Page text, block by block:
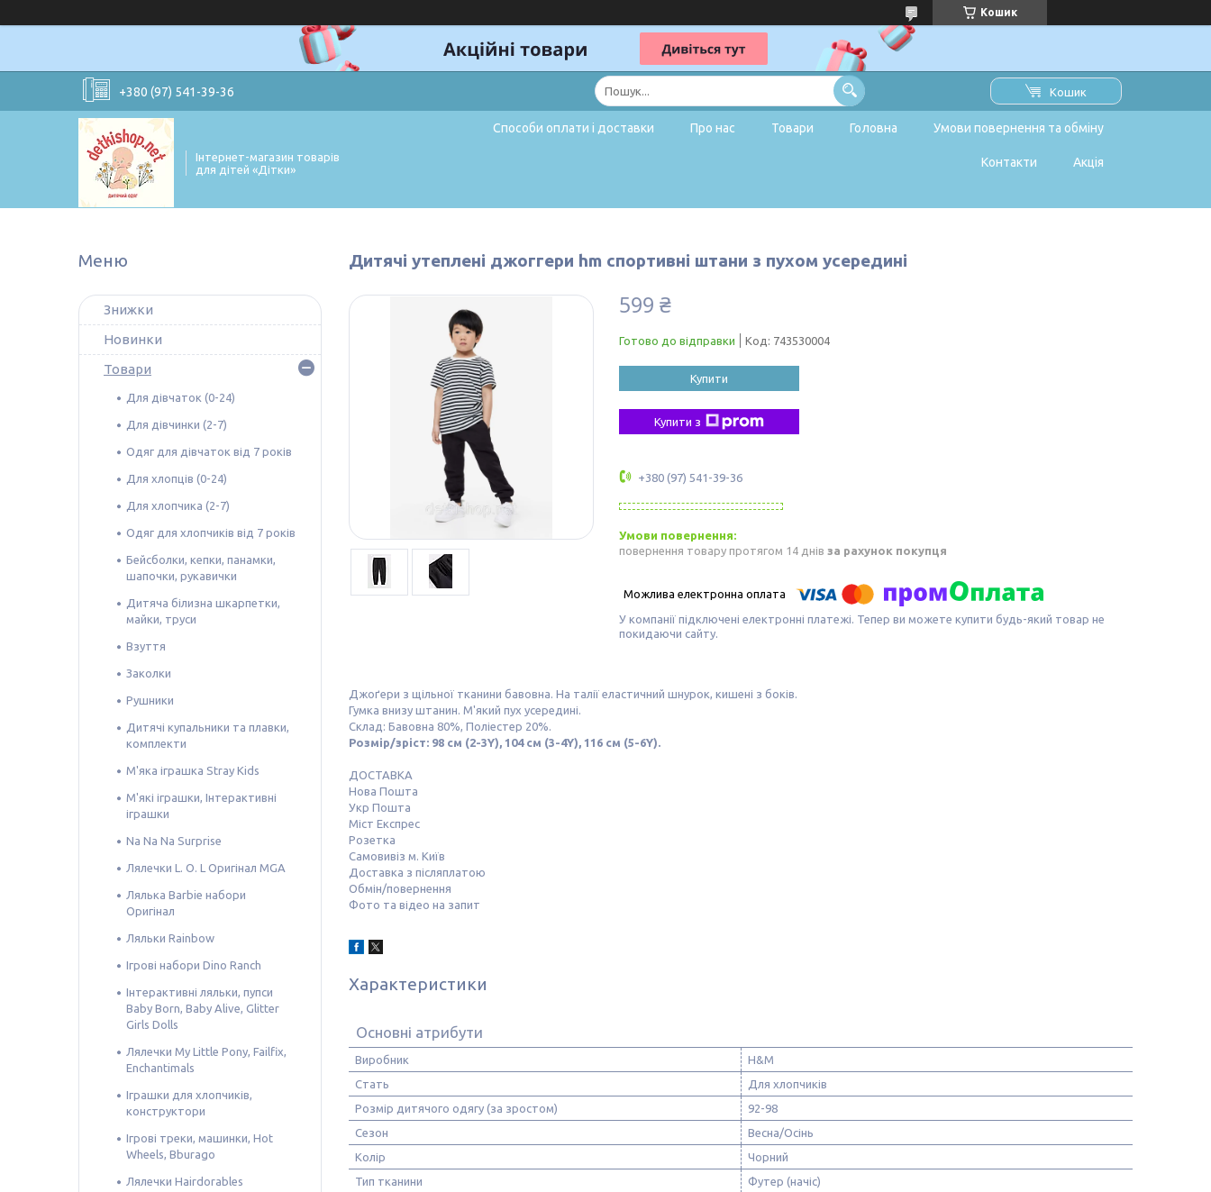
Кошик
+380 (97) 541-39-36 Кошик
Інтернет-магазин товарів
для дітей «Дітки»
Способи оплати і доставки Про нас Товари Головна Умови повернення та обміну
Контакти Акція
Дитячі утеплені джоггери hm спортивні штани з пухом усередині
599 ₴
Готово до відправки Код: 743530004
Купити
Купити з
+380 (97) 541-39-36
повернення товару протягом 14 днів за рахунок покупця
У компанії підключені електронні платежі. Тепер ви можете купити будь-який товар не
покидаючи сайту.
Джоґери з щільної тканини бавовна. На талії еластичний шнурок, кишені з боків.
Гумка внизу штанин. М'який пух усередині.
Склад: Бавовна 80%, Поліестер 20%.
Розмір/зріст: 98 см (2-3Y), 104 см (3-4Y), 116 см (5-6Y).
ДОСТАВКА
Нова Пошта
Укр Пошта
Міст Експрес
Розетка
Самовивіз м. Київ
Доставка з післяплатою
Обмін/повернення
Фото та відео на запит
Характеристики
Основні атрибути
Виробник
H&M
Стать
Для хлопчиків
Розмір дитячого одягу (за зростом)
92-98
Сезон
Весна/Осінь
Колір
Чорний
Тип тканини
Футер (начіс)
Знижки
Новинки
Товари
Для дівчаток (0-24)
Для дівчинки (2-7)
Одяг для дівчаток від 7 років
Для хлопців (0-24)
Для хлопчика (2-7)
Одяг для хлопчиків від 7 років
Бейсболки, кепки, панамки,
шапочки, рукавички
Дитяча білизна шкарпетки,
майки, труси
Взуття
Заколки
Рушники
Дитячі купальники та плавки,
комплекти
М'яка іграшка Stray Kids
М'які іграшки, Інтерактивні
іграшки
Na Na Na Surprise
Лялечки L. O. L Оригінал MGA
Лялька Barbie набори
Оригінал
Ляльки Rainbow
Ігрові набори Dino Ranch
Інтерактивні ляльки, пупси
Baby Born, Baby Alive, Glitter
Girls Dolls
Лялечки My Little Pony, Failfix,
Enchantimals
Іграшки для хлопчиків,
конструктори
Ігрові треки, машинки, Hot
Wheels, Bburago
Лялечки Hairdorables